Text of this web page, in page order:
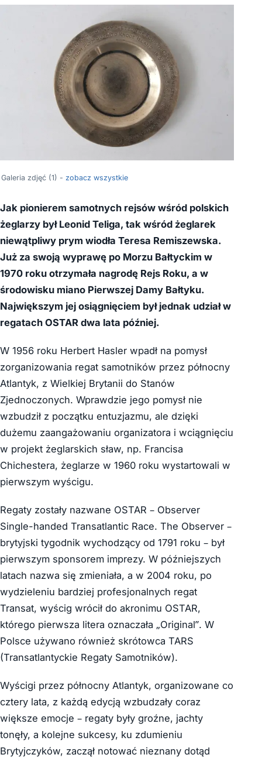
Galeria zdjęć (1) - zobacz wszystkie
Jak pionierem samotnych rejsów wśród polskich
żeglarzy był Leonid Teliga, tak wśród żeglarek
niewątpliwy prym wiodła Teresa Remiszewska.
Już za swoją wyprawę po Morzu Bałtyckim w
1970 roku otrzymała nagrodę Rejs Roku, a w
środowisku miano Pierwszej Damy Bałtyku.
Największym jej osiągnięciem był jednak udział w
regatach OSTAR dwa lata później.
W 1956 roku Herbert Hasler wpadł na pomysł
zorganizowania regat samotników przez północny
Atlantyk, z Wielkiej Brytanii do Stanów
Zjednoczonych. Wprawdzie jego pomysł nie
wzbudził z początku entuzjazmu, ale dzięki
dużemu zaangażowaniu organizatora i wciągnięciu
w projekt żeglarskich sław, np. Francisa
Chichestera, żeglarze w 1960 roku wystartowali w
pierwszym wyścigu.
Regaty zostały nazwane OSTAR – Observer
Single-handed Transatlantic Race. The Observer –
brytyjski tygodnik wychodzący od 1791 roku – był
pierwszym sponsorem imprezy. W późniejszych
latach nazwa się zmieniała, a w 2004 roku, po
wydzieleniu bardziej profesjonalnych regat
Transat, wyścig wrócił do akronimu OSTAR,
którego pierwsza litera oznaczała „Original”. W
Polsce używano również skrótowca TARS
(Transatlantyckie Regaty Samotników).
Wyścigi przez północny Atlantyk, organizowane co
cztery lata, z każdą edycją wzbudzały coraz
większe emocje – regaty były groźne, jachty
tonęły, a kolejne sukcesy, ku zdumieniu
Brytyjczyków, zaczął notować nieznany dotąd